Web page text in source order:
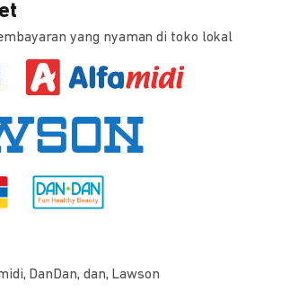
yang nyaman di toko lokal
DanDan, dan, Lawson